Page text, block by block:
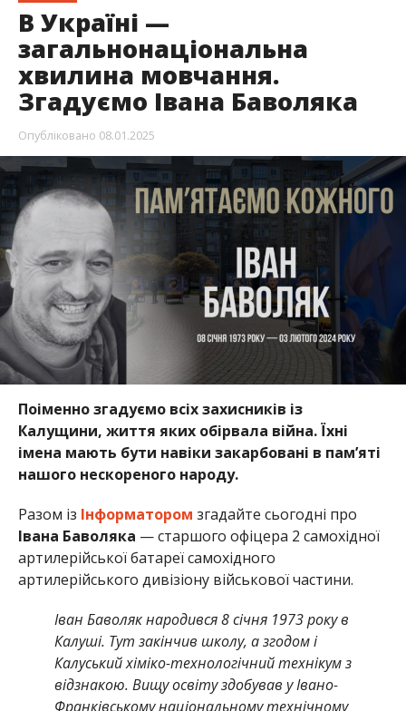
В Україні —
загальнонаціональна
хвилина мовчання.
Згадуємо Івана Баволяка
Опубліковано 08.01.2025
Поіменно згадуємо всіх захисників із
Калущини, життя яких обірвала війна. Їхні
імена мають бути навіки закарбовані в пам’яті
нашого нескореного народу.
Разом із Інформатором згадайте сьогодні про
Івана Баволяка — старшого офіцера 2 самохідної
артилерійської батареї самохідного
артилерійського дивізіону військової частини.
Іван Баволяк народився 8 січня 1973 року в
Калуші. Тут закінчив школу, а згодом і
Калуський хіміко-технологічний технікум з
відзнакою. Вищу освіту здобував у Івано-
Франківському національному технічному